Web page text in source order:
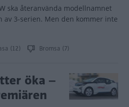
ska återanvända modellnamnet
av 3-serien. Men den kommer inte
(12) Bromsa (7)
öka –